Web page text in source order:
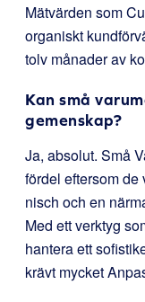
Mätvärden som
organiskt
tolv månader av
Kan små
gemenskap?
Ja, absolut. Små
fördel eftersom
nisch och en
Med ett verktyg
hantera ett
krävt mycket